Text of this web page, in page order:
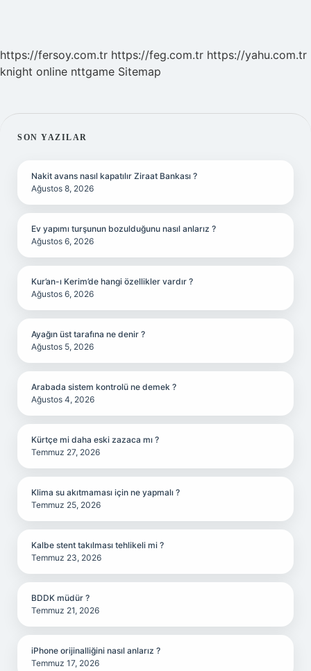
https://fersoy.com.tr https://feg.com.tr https://yahu.com.tr
knight online nttgame Sitemap
SIDEBAR
SON YAZILAR
Nakit avans nasıl kapatılır Ziraat Bankası ?
Ağustos 8, 2026
Ev yapımı turşunun bozulduğunu nasıl anlarız ?
Ağustos 6, 2026
Kur’an-ı Kerim’de hangi özellikler vardır ?
Ağustos 6, 2026
Ayağın üst tarafına ne denir ?
Ağustos 5, 2026
Arabada sistem kontrolü ne demek ?
Ağustos 4, 2026
Kürtçe mi daha eski zazaca mı ?
Temmuz 27, 2026
Klima su akıtmaması için ne yapmalı ?
Temmuz 25, 2026
Kalbe stent takılması tehlikeli mi ?
Temmuz 23, 2026
BDDK müdür ?
Temmuz 21, 2026
iPhone orijinalliğini nasıl anlarız ?
Temmuz 17, 2026